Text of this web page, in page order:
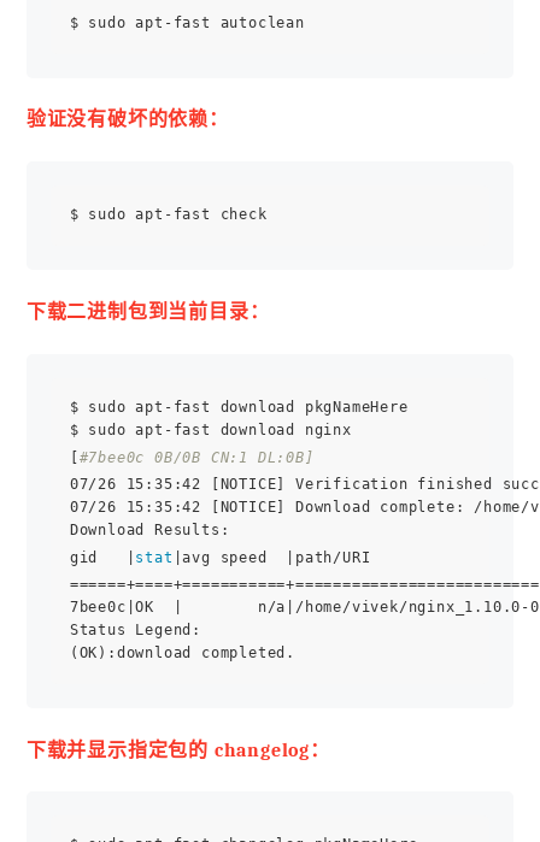
验证没有破坏的依赖：
下载二进制包到当前目录：
$ sudo apt-fast download pkgNameHere
$ sudo apt-fast download nginx
[#7bee0c 0B/0B CN:1 DL:0B]
07/26 15:35:42 [NOTICE] Verification finished
07/26 15:35:42 [NOTICE] Download complete: /
Download Results:
gid   | stat
|avg speed  |path/URI
7bee0c|OK  |        n/a|/home/vivek/
Status Legend:
下载并显示指定包的 changelog：